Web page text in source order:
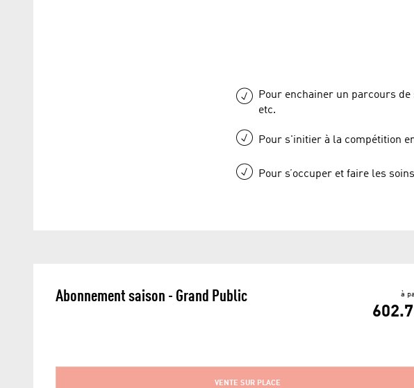
Pour enchainer un parcours
etc.
Pour s'initier à la compétition
Pour s’occuper et faire les
Abonnement saison - Grand Public à
VENTE SUR PLACE